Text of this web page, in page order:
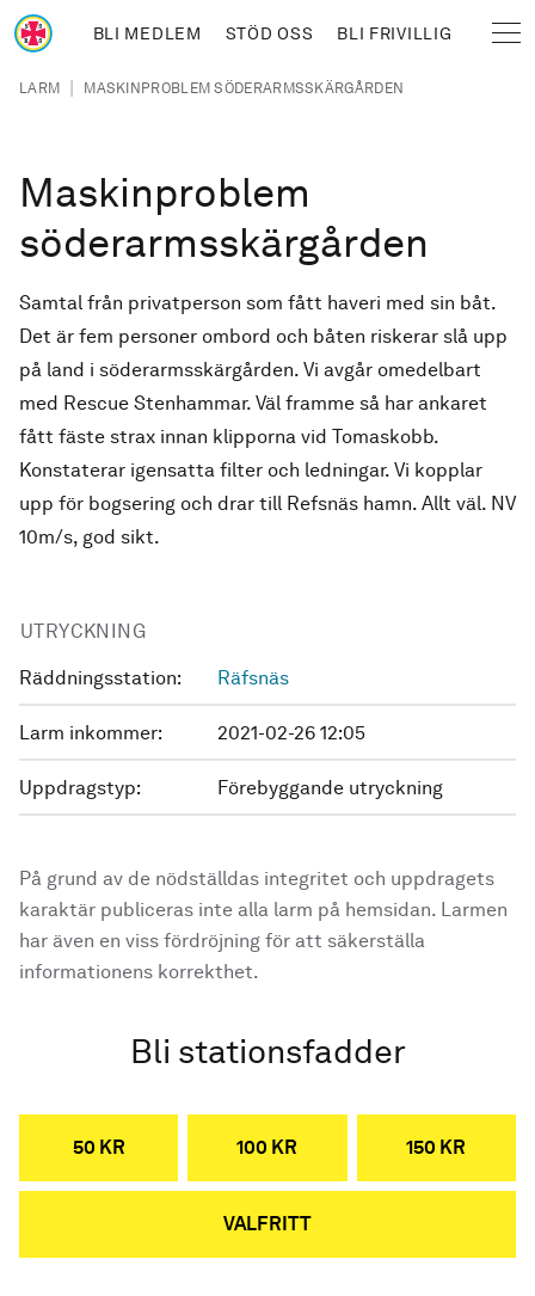
Hoppa till huvudinnehåll
BLI MEDLEM STÖD OSS BLI FRIVILLIG
Länkstig
LARM | MASKINPROBLEM SÖDERARMSSKÄRGÅRDEN
Maskinproblem
söderarmsskärgården
Samtal från privatperson som fått haveri med sin båt.
Det är fem personer ombord och båten riskerar slå upp
på land i söderarmsskärgården. Vi avgår omedelbart
med Rescue Stenhammar. Väl framme så har ankaret
fått fäste strax innan klipporna vid Tomaskobb.
Konstaterar igensatta filter och ledningar. Vi kopplar
upp för bogsering och drar till Refsnäs hamn. Allt väl. NV
10m/s, god sikt.
UTRYCKNING
Räddningsstation: Räfsnäs
Larm inkommer: 2021-02-26 12:05
Uppdragstyp: Förebyggande utryckning
På grund av de nödställdas integritet och uppdragets
karaktär publiceras inte alla larm på hemsidan. Larmen
har även en viss fördröjning för att säkerställa
informationens korrekthet.
Bli stationsfadder
50 KR 100 KR 150 KR
VALFRITT